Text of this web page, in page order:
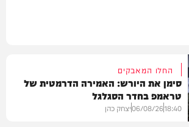
החלו המאבקים
סימן את היורש: האמירה הדרמטית של
טראמפ בחדר הסגלגל
18:40
06/08/26יצחק כהן